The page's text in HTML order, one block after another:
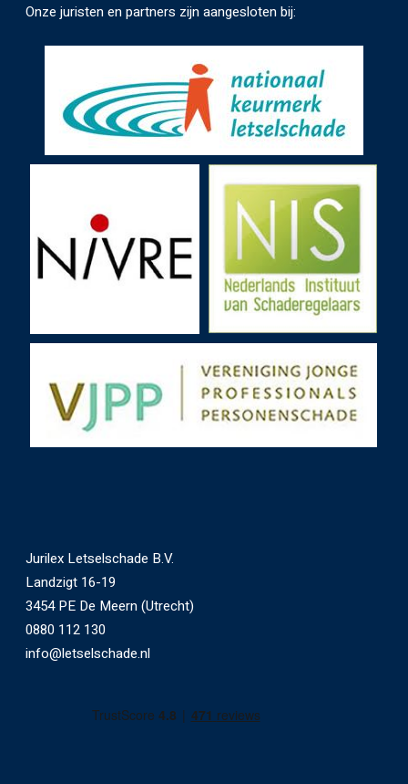
.
Onze juristen en partners zijn aangesloten bij:
Jurilex Letselschade B.V.
Landzigt 16-19
3454 PE De Meern (Utrecht)
0880 112 130
info@letselschade.nl